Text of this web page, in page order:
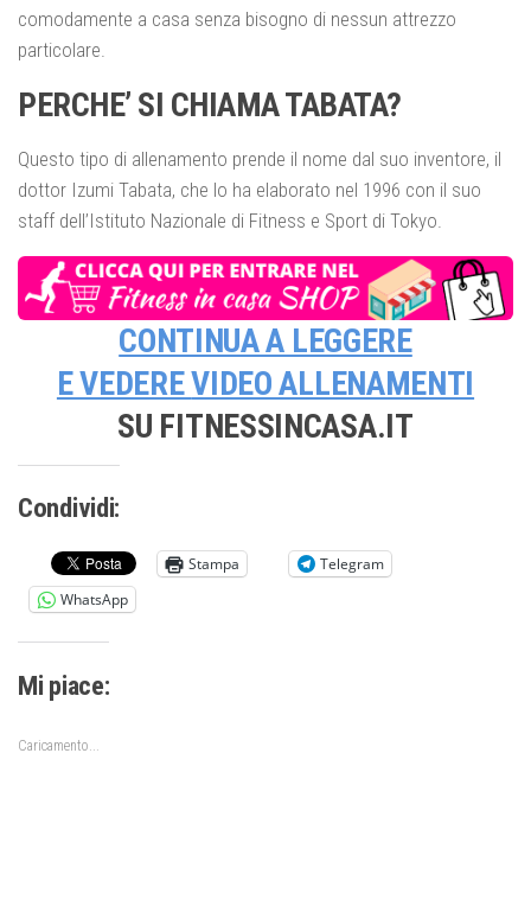
comodamente a casa senza bisogno di nessun attrezzo
particolare.
PERCHE’ SI CHIAMA TABATA?
Questo tipo di allenamento prende il nome dal suo inventore, il
dottor Izumi Tabata, che lo ha elaborato nel 1996 con il suo
staff dell’Istituto Nazionale di Fitness e Sport di Tokyo.
CONTINUA A LEGGERE
E VEDEREVIDEO ALLENAMENTI
SU FITNESSINCASA.IT
Condividi:
Stampa
Telegram
WhatsApp
Mi piace:
Caricamento...